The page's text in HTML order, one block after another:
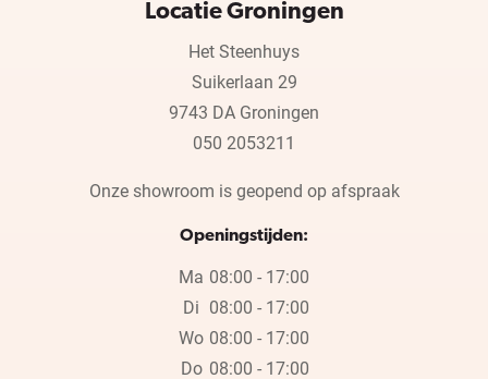
Locatie Groningen
Het Steenhuys
Suikerlaan 29
9743 DA Groningen
050 2053211
Onze showroom is geopend op afspraak
Openingstijden:
Ma 08:00 - 17:00
Di 08:00 - 17:00
Wo 08:00 - 17:00
Do 08:00 - 17:00